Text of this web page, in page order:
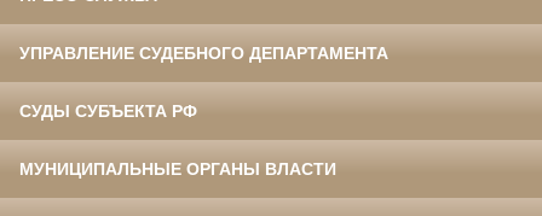
УПРАВЛЕНИЕ СУДЕБНОГО ДЕПАРТАМЕНТА
СУДЫ СУБЪЕКТА РФ
МУНИЦИПАЛЬНЫЕ ОРГАНЫ ВЛАСТИ